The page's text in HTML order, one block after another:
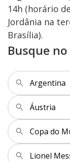
14h (horário
Jordânia na
Brasília).
Busque no
Argentina
Áustria
Copa do
Lionel